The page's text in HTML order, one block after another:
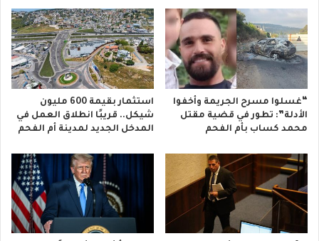
“غسلوا مسرح الجريمة وأخفوا
الأدلة”: تطور في قضية مقتل
محمد كساب بأم الفحم
استثمار بقيمة 600 مليون
شيكل.. قريبًا انطلاق العمل في
المدخل الجديد لمدينة أم الفحم